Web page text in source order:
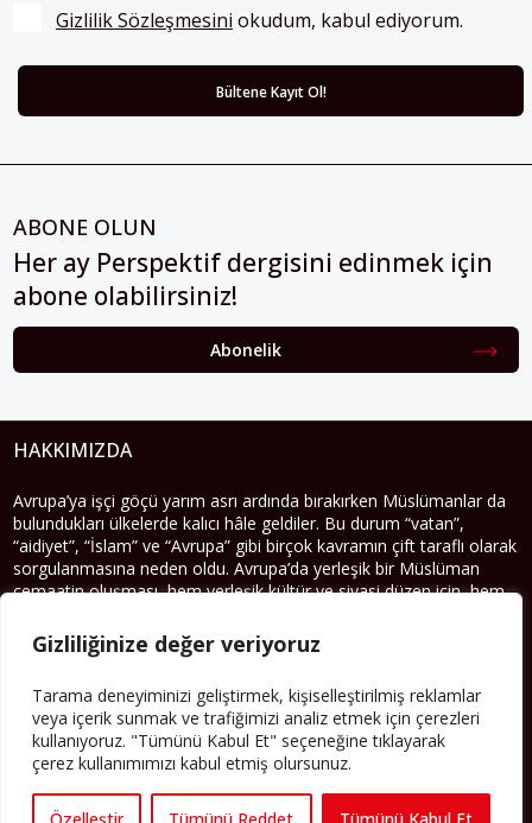
Gizliliğinize değer veriyoruz
Tarama deneyiminizi geliştirmek, kişiselleştirilmiş reklamlar
veya içerik sunmak ve trafiğimizi analiz etmek için çerezleri
kullanıyoruz. "Tümünü Kabul Et" seçeneğine tıklayarak
çerez kullanımımızı kabul etmiş olursunuz.
Gizlilik Sözleşmesini okudum, kabul ediyorum.
ABONE OLUN
Her ay Perspektif dergisini edinmek için
abone olabilirsiniz!
Abonelik
HAKKIMIZDA
Avrupa’ya işçi göçü yarım asrı ardında bırakırken Müslümanlar da
bulundukları ülkelerde kalıcı hâle geldiler. Bu durum “vatan”,
“aidiyet”, “İslam” ve “Avrupa” gibi birçok kavramın çift taraflı olarak
sorgulanmasına neden oldu. Avrupa’da yerleşik bir Müslüman
cemaatin oluşması, hem yerleşik kültür ve siyasi düzen için, hem
Yazının devamı
PERSPEKTIF’I SOSYAL MEDYADA TAKIP EDEBILIRSINIZ